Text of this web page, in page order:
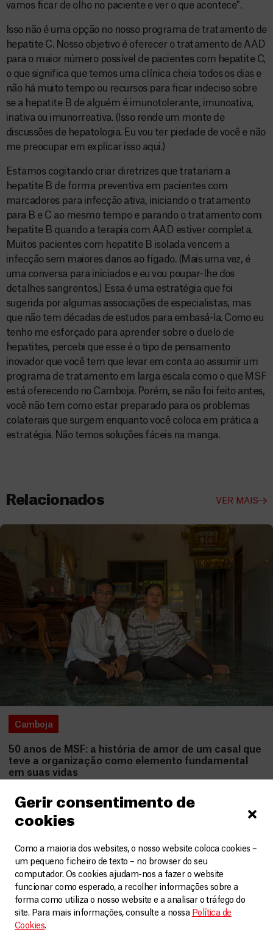
Gerir consentimento de
cookies
Como a maioria dos websites, o nosso website coloca cookies –
um pequeno ficheiro de texto – no browser do seu
computador. Os cookies ajudam-nos a fazer o website
funcionar como esperado, a recolher informações sobre a
forma como utiliza o nosso website e a analisar o tráfego do
site. Para mais informações, consulte a nossa Política de
Cookies.
vamos ficar de olho no paciente e ver o que acontece".
Isso não é uma opção no nosso programa de tratamento de
hepatite C. Nosso objetivo é oferecer o tratamento de AAD
para o maior número possível de pacientes com hepatite C,
o que significa que temos uma clínica cheia todos os dias e
não há muito tempo ou recursos para ficar indeciso sobre
se a hepatite B de alguém é imunotolerante, imunoativa,
inativa ou imunorreativa. (Isso rende um monte de
discussões de hepatologia. Eu vou ter piedade de você e não
me preocupar em explicar isso aqui.)
Estamos cogitando criar diretrizes que tratariam a
hepatite B de forma preventiva em pacientes com
marcadores para infecção ativa, iniciando o tratamento
para B e C ao mesmo tempo e parando o tratamento com
hepatite B quando a terapia com AAD estiver completa.
Muitos pacientes com hepatite B isolada vencem a
infecção sem maiores danos ao fígado. (Mais uma vez, é
uma conversa para iniciados e eu vou poupar-lhe dos
detalhes sangrentos.) Essa é uma estratégia que foi
sugerida por algumas associações de especialistas, mas
que não tem décadas de estudos para embasá-la. Como eu
tenho me esforçado para aprender sobre o duelo de
hepatites, percebi que esse é o tipo de pensamento
inovador que você tem que levar em conta ao assumir um
programa de tratamento em larga escala como o que MSF
está oferecendo no Camboja. Porém, se não foi feito antes,
você não tem como estar preparado para os problemas
colaterais que surgem enquanto você coloca em prática a
estratégia. Não temos soluções fáceis na manga.
Relacionados VER MAIS
Camboja
50 anos de MSF: a história de amor de um casal que
teve a organização como elemento fundamental
em suas vidas
LEIA MAIS